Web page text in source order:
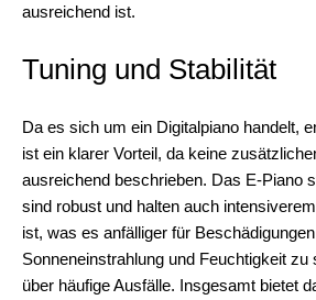
ausreichend ist.
Tuning und Stabilität
Da es sich um ein Digitalpiano handelt,
ist ein klarer Vorteil, da keine
ausreichend beschrieben. Das E-Piano
sind robust und halten auch
ist, was es anfälliger für
Sonneneinstrahlung und Feuchtigkeit
über häufige Ausfälle. Insgesamt bietet